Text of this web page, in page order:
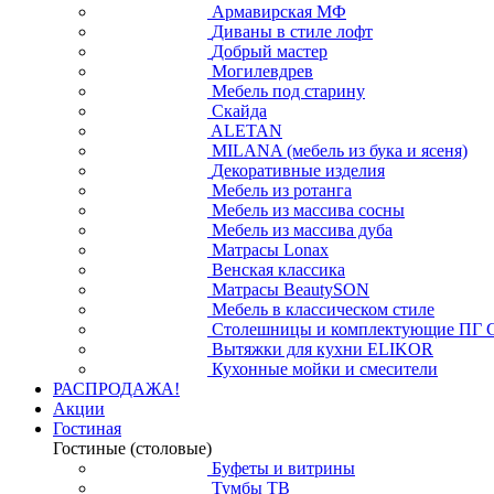
Армавирская МФ
Диваны в стиле лофт
Добрый мастер
Могилевдрев
Мебель под старину
Скайда
ALETAN
MILANA (мебель из бука и ясеня)
Декоративные изделия
Мебель из ротанга
Мебель из массива сосны
Мебель из массива дуба
Матрасы Lonax
Венская классика
Матрасы BeautySON
Мебель в классическом стиле
Столешницы и комплектующие ПГ
Вытяжки для кухни ELIKOR
Кухонные мойки и смесители
РАСПРОДАЖА!
Акции
Гостиная
Гостиные (столовые)
Буфеты и витрины
Тумбы ТВ